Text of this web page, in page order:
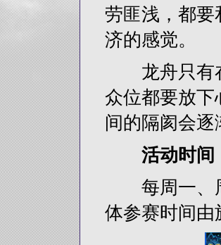
劳匪浅，都
济的感觉。
龙舟只有在
众位都要放下
间的隔阂会
活动时间
每周一、周
体参赛时间由